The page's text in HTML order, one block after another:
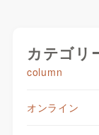
カテゴリ
column
オンライン